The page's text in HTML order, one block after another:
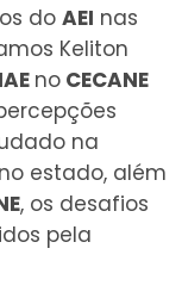
do AEI nas
Keliton
no CECANE
na
estado, além
, os desafios
pela